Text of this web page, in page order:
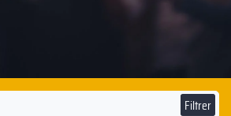
Filtrer